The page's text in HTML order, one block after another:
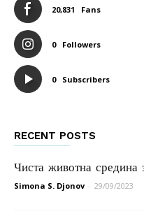
20,831 Fans
0 Followers
0 Subscribers
RECENT POSTS
Чиста животна средина
Simona S. Djonov - 29/09/2023